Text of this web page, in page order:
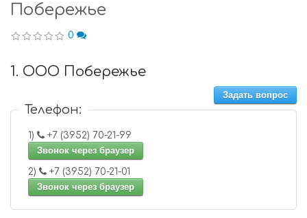
Побережье
0
1. ООО Побережье
Задать вопрос
Телефон:
1)
+7 (3952) 70-21-99
Звонок через браузер
2)
+7 (3952) 70-21-01
Звонок через браузер